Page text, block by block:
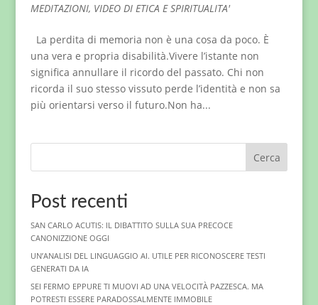
MEDITAZIONI, VIDEO DI ETICA E SPIRITUALITA'
La perdita di memoria non è una cosa da poco. È
una vera e propria disabilità.Vivere l’istante non
significa annullare il ricordo del passato. Chi non
ricorda il suo stesso vissuto perde l’identità e non sa
più orientarsi verso il futuro.Non ha...
Cerca
Post recenti
SAN CARLO ACUTIS: IL DIBATTITO SULLA SUA PRECOCE
CANONIZZIONE OGGI
UN’ANALISI DEL LINGUAGGIO AI. UTILE PER RICONOSCERE TESTI
GENERATI DA IA
SEI FERMO EPPURE TI MUOVI AD UNA VELOCITÀ PAZZESCA. MA
POTRESTI ESSERE PARADOSSALMENTE IMMOBILE